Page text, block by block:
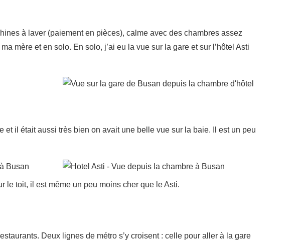
à laver (paiement en pièces), calme avec des chambres assez
mère et en solo. En solo, j’ai eu la vue sur la gare et sur l’hôtel Asti
et il était aussi très bien on avait une belle vue sur la baie. Il est un peu
le toit, il est même un peu moins cher que le Asti.
Deux lignes de métro s’y croisent : celle pour aller à la gare